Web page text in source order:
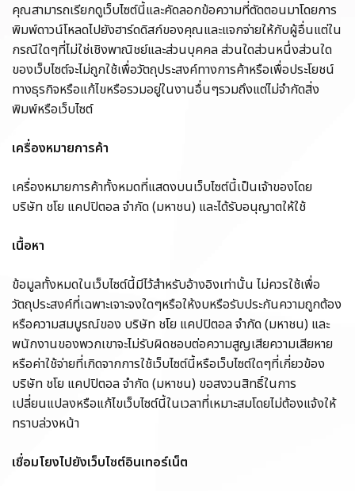
คุณสามารถเรียกดูเว็บไซต์นี้และคัดลอกข้อความที่ตัดตอนมาโดยการ
พิมพ์ดาวน์โหลดไปยังฮาร์ดดิสก์ของคุณและแจกจ่ายให้กับผู้อื่นแต่ใน
กรณีใดๆที่ไม่ใช่เชิงพาณิชย์และส่วนบุคคล ส่วนใดส่วนหนึ่งส่วนใด
ของเว็บไซต์จะไม่ถูกใช้เพื่อวัตถุประสงค์ทางการค้าหรือเพื่อประโยชน์
ทางธุรกิจหรือแก้ไขหรือรวมอยู่ในงานอื่นๆรวมถึงแต่ไม่จํากัดสิ่ง
พิมพ์หรือเว็บไซต์
เครื่องหมายการค้า
เครื่องหมายการค้าทั้งหมดที่แสดงบนเว็บไซต์นี้เป็นเจ้าของโดย
บริษัท ชโย แคปปิตอล จำกัด (มหาชน) และได้รับอนุญาตให้ใช้
เนื้อหา
ข้อมูลทั้งหมดในเว็บไซต์นี้มีไว้สำหรับอ้างอิงเท่านั้น ไม่ควรใช้เพื่อ
วัตถุประสงค์ที่เฉพาะเจาะจงใดๆหรือให้งบหรือรับประกันความถูกต้อง
หรือความสมบูรณ์ของ บริษัท ชโย แคปปิตอล จำกัด (มหาชน) และ
พนักงานของพวกเขาจะไม่รับผิดชอบต่อความสูญเสียความเสียหาย
หรือค่าใช้จ่ายที่เกิดจากการใช้เว็บไซต์นี้หรือเว็บไซต์ใดๆที่เกี่ยวข้อง
บริษัท ชโย แคปปิตอล จำกัด (มหาชน) ขอสงวนสิทธิ์ในการ
เปลี่ยนแปลงหรือแก้ไขเว็บไซต์นี้ในเวลาที่เหมาะสมโดยไม่ต้องแจ้งให้
ทราบล่วงหน้า
เชื่อมโยงไปยังเว็บไซต์อินเทอร์เน็ต